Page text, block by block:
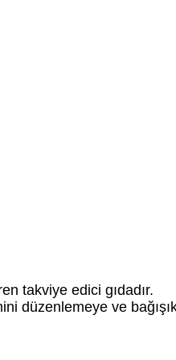
takviye edici gıdadır.
düzenlemeye ve